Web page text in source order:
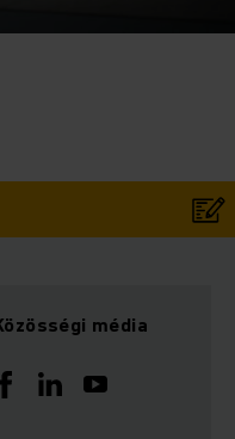
média